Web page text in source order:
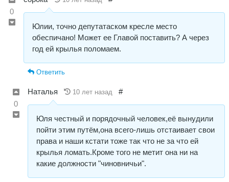
0
Юлии, точно депутатаском кресле место
обеспичано! Может ее Главой поставить? А через
год ей крылья поломаем.
Ответить
0
Наталья 10 лет назад #
Юля честный и порядочный человек,её вынудили
пойти этим путём,она всего-лишь отстаивает свои
права и наши кстати тоже так что не за что ей
крылья ломать.Кроме того не метит она ни на
какие должности "чиновничьи".